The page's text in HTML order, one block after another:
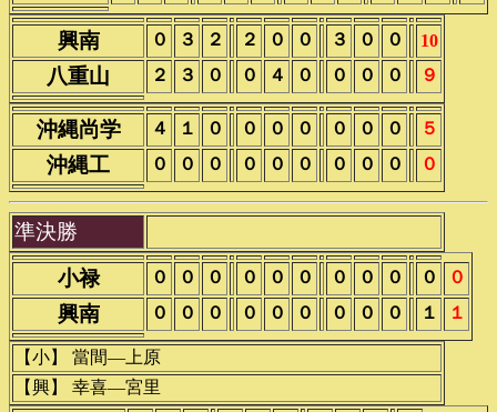
興南 ０ ３ ２ ２ ０ ０ ３ ０ ０ 10
八重山 ２ ３ ０ ０ ４ ０ ０ ０ ０ ９
沖縄尚学 ４ １ ０ ０ ０ ０ ０ ０ ０ ５
沖縄工 ０ ０ ０ ０ ０ ０ ０ ０ ０ ０
準決勝
小禄
０ ０ ０ ０ ０ ０ ０ ０ ０ ０ ０
興南 ０ ０ ０ ０ ０ ０ ０ ０ ０ １ １
【小】 當間―上原
【興】 幸喜―宮里